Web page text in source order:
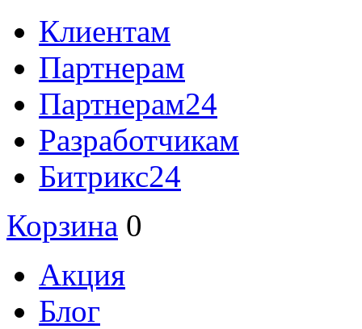
Клиентам
Партнерам
Партнерам24
Разработчикам
Битрикс24
Корзина 0
Акция
Блог